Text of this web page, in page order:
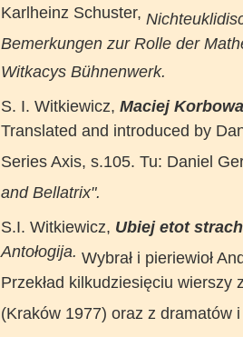
Karlheinz Schuster,
Bemerkungen zur Rolle der
Witkacys Bühnenwerk.
S. I. Witkiewicz, Maciej
Translated and introduced by
Series Axis, s.105. Tu: Daniel
and Bellatrix".
S.I. Witkiewicz, Ubiej etot
Antołogija. Wybrał i pieriewioł
Przekład kilkudziesięciu wierszy
(Kraków 1977) oraz z dramatów